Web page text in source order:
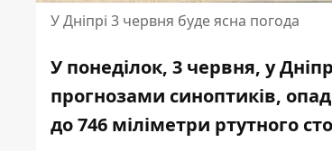
У Дніпрі 3 червня буде ясна погода
У понеділок, 3 червня, у
прогнозами синоптиків,
до 746 міліметри ртутного